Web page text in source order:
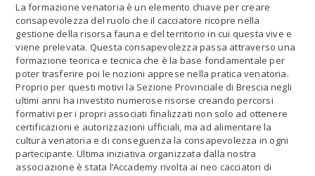
La formazione venatoria è un elemento chiave per creare
consapevolezza del ruolo che il cacciatore ricopre nella
gestione della risorsa fauna e del territorio in cui questa vive e
viene prelevata. Questa consapevolezza passa attraverso una
formazione teorica e tecnica che è la base fondamentale per
poter trasferire poi le nozioni apprese nella pratica venatoria.
Proprio per questi motivi la Sezione Provinciale di Brescia negli
ultimi anni ha investito numerose risorse creando percorsi
formativi per i propri associati finalizzati non solo ad ottenere
certificazioni e autorizzazioni ufficiali, ma ad alimentare la
cultura venatoria e di conseguenza la consapevolezza in ogni
partecipante. Ultima iniziativa organizzata dalla nostra
associazione è stata l’Accademy rivolta ai neo cacciatori di